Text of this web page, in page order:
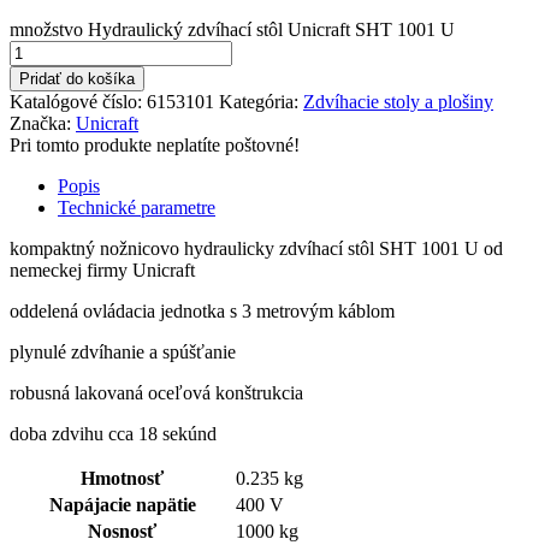
množstvo Hydraulický zdvíhací stôl Unicraft SHT 1001 U
Pridať do košíka
Katalógové číslo: 6153101 Kategória: Zdvíhacie stoly a plošiny
Značka: Unicraft
Pri tomto produkte neplatíte poštovné!
Popis
Technické parametre
kompaktný nožnicovo hydraulicky zdvíhací stôl SHT 1001 U od
nemeckej firmy Unicraft
oddelená ovládacia jednotka s 3 metrovým káblom
plynulé zdvíhanie a spúšťanie
robusná lakovaná oceľová konštrukcia
doba zdvihu cca 18 sekúnd
Hmotnosť
0.235 kg
Napájacie napätie
400 V
Nosnosť
1000 kg